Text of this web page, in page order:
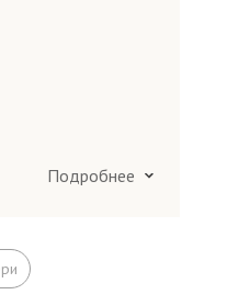
25 км
км вокруг
Подробнее